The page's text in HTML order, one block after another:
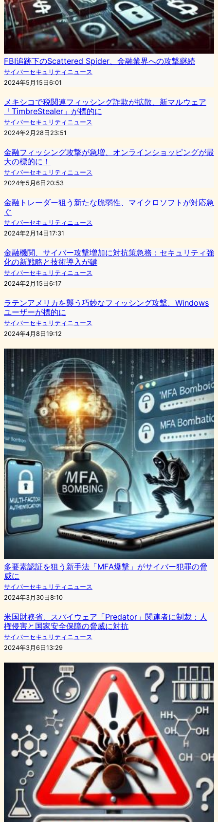
FBI追跡下のScattered Spider、金融業界への攻撃継続
サイバーセキュリティニュース
2024年5月15日6:01
メキシコで税関連フィッシング詐欺が拡散、新マルウェア
「TimbreStealer」が標的に
サイバーセキュリティニュース
2024年2月28日23:51
金融フィッシング攻撃が急増、オンラインショッピングが最
大の標的に！
サイバーセキュリティニュース
2024年5月6日20:53
金融トレーダー狙う新たな脆弱性、マイクロソフトが対応急
ぐ
サイバーセキュリティニュース
2024年2月14日17:31
金融機関、サイバー攻撃増加に対抗策急務：セキュリティ強
化の新戦略と技術導入が鍵
サイバーセキュリティニュース
2024年2月15日6:17
ラテンアメリカを襲う巧妙なフィッシング攻撃、Windows
ユーザーが標的に
サイバーセキュリティニュース
2024年4月8日19:12
多要素認証を狙う新手法「MFA爆撃」がサイバー犯罪の脅
威に
サイバーセキュリティニュース
2024年3月30日8:10
米国財務省、スパイウェア「Predator」関連者に制裁：人
権侵害と国家安全保障の脅威に対抗
サイバーセキュリティニュース
2024年3月6日13:29